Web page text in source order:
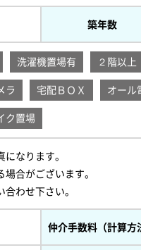
築年数
洗濯機置場有 ２階以上
ラ 宅配ＢＯＸ オール
ク置場
なります。
合がございます。
わせ下さい。
仲介手数料（計算方